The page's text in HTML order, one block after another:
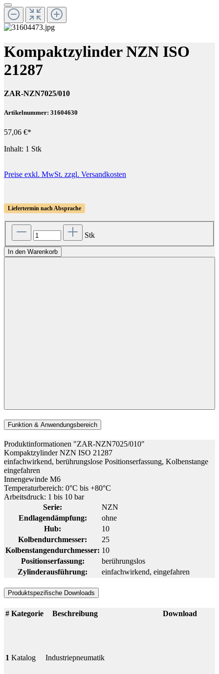
Kompaktzylinder NZN ISO
21287
ZAR-NZN7025/010
Artikelnummer: 31604630
57,06 €*
Inhalt: 1 Stk
Preise exkl. MwSt. zzgl. Versandkosten
Liefertermin nach Absprache
Stk
In den Warenkorb
Funktion & Anwendungsbereich
Produktinformationen "ZAR-NZN7025/010"
Kompaktzylinder NZN ISO 21287
einfachwirkend, berührungslose Positionserfassung, Kolbenstange
eingefahren
Innengewinde M6
Temperaturbereich: 0°C bis +80°C
Arbeitsdruck: 1 bis 10 bar
Serie:
NZN
Endlagendämpfung:
ohne
Hub:
10
Kolbendurchmesser:
25
Kolbenstangendurchmesser: 10
Positionserfassung:
berührungslos
Zylinderausführung:
einfachwirkend, eingefahren
Produktspezifische Downloads
# Kategorie Beschreibung Download
1 Katalog Industriepneumatik